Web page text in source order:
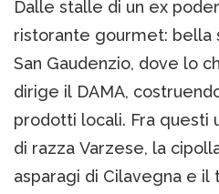
Dalle stalle di un ex
ristorante gourmet: bella
San Gaudenzio, dove lo
dirige il DAMA,
prodotti locali. Fra questi
di razza Varzese, la
asparagi di Cilavegna e il